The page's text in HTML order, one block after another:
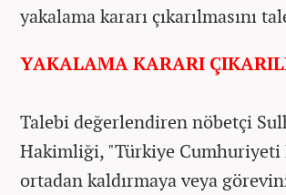
yakalama kararı çıkarılmasını
YAKALAMA KARARI
Talebi değerlendiren nöbetçi
Hakimliği, "Türkiye
ortadan kaldırmaya veya